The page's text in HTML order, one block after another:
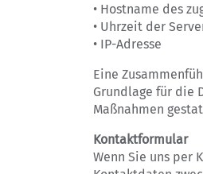
• Hostname des
• Uhrzeit der
• IP-Adresse
Eine
Grundlage für die
Maßnahmen
Kontaktformular
Wenn Sie uns per